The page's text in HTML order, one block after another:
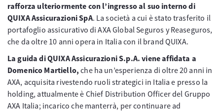
rafforza ulteriormente con l’ingresso al suo interno di
QUIXA Assicurazioni SpA. La società a cui è stato trasferito il
portafoglio assicurativo di AXA Global Seguros y Reaseguros,
che da oltre 10 anni opera in Italia con il brand QUIXA.
La guida di QUIXA Assicurazioni S.p.A. viene affidata a
Domenico Martiello, che ha un’esperienza di oltre 20 anni in
AXA, acquisita rivestendo ruoli strategici in Italia e presso la
holding, attualmente è Chief Distribution Officer del Gruppo
AXA Italia; incarico che manterrà, per continuare ad